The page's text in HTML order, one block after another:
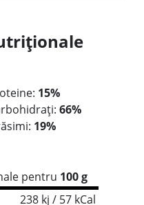
15%
66%
19%
pentru 100 g
238 kj / 57 kCal